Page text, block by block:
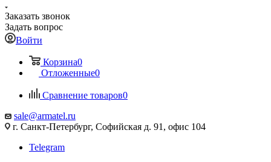
Заказать звонок
Задать вопрос
Войти
Корзина0
Отложенные0
Сравнение товаров0
sale@armatel.ru
г. Санкт-Петербург, Софийская д. 91, офис 104
Telegram